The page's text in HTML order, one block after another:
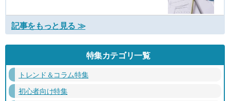
記事をもっと見る ≫
特集カテゴリ一覧
トレンド＆コラム特集
初心者向け特集